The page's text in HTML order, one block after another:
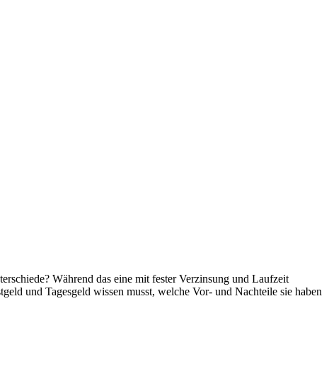
Während das eine mit fester Verzinsung und Laufzeit
und Tagesgeld wissen musst, welche Vor- und Nachteile sie haben